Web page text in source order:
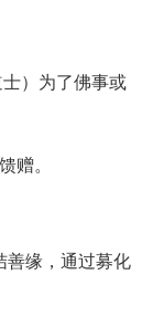
士）为了佛事或
赠。
善缘，通过募化